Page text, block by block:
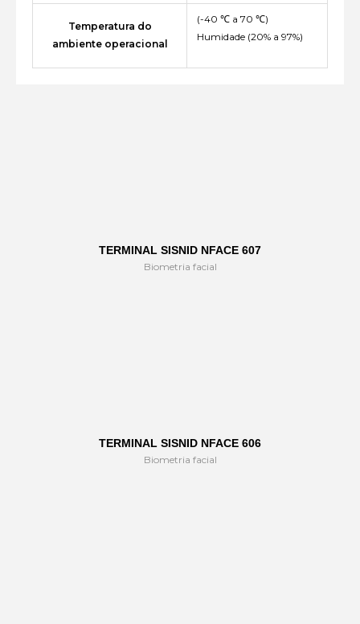
Temperatura do
ambiente operacional
(-40 ℃ a 70 ℃)
Humidade (20% a 97%)
TERMINAL SISNID NFACE 607
Biometria facial
TERMINAL SISNID NFACE 606
Biometria facial